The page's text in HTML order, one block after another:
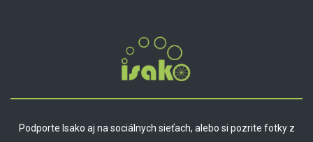
Podporte Isako aj na sociálnych sieťach, alebo si pozrite fotky z